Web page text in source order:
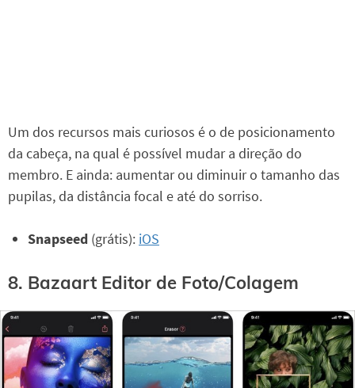
Um dos recursos mais curiosos é o de posicionamento
da cabeça, na qual é possível mudar a direção do
membro. E ainda: aumentar ou diminuir o tamanho das
pupilas, da distância focal e até do sorriso.
Snapseed (grátis): iOS
8. Bazaart Editor de Foto/Colagem